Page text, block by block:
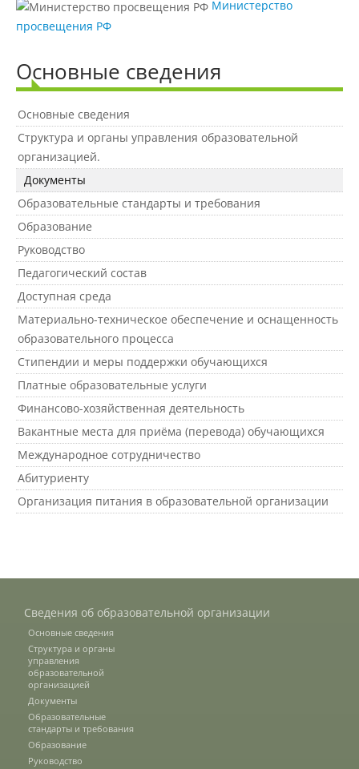
День открытых дверей
Иностранным гражданам
Конкурсные списки абитуриентов
Студентам
Управление по воспитательной работе
и молодежной политике
Документы
Рабочие программы
Консультация психолога
Спорт
Студенческий совет
Трудоустройство
Министерство
просвещения РФ
Основные сведения
Основные сведения
Структура и органы управления образовательной
организацией.
Документы
Образовательные стандарты и требования
Образование
Руководство
Педагогический состав
Доступная среда
Материально-техническое обеспечение и оснащенность
образовательного процесса
Стипендии и меры поддержки обучающихся
Платные образовательные услуги
Финансово-хозяйственная деятельность
Вакантные места для приёма (перевода) обучающихся
Международное сотрудничество
Абитуриенту
Организация питания в образовательной организации
Сведения об образовательной организации
Основные сведения
Структура и органы
управления
образовательной
организацией
Документы
Образовательные
стандарты и требования
Образование
Руководство